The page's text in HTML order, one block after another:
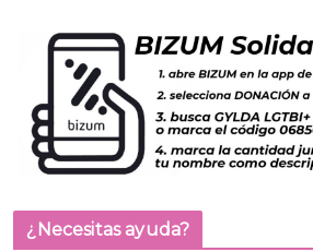
¿Necesitas ayuda?